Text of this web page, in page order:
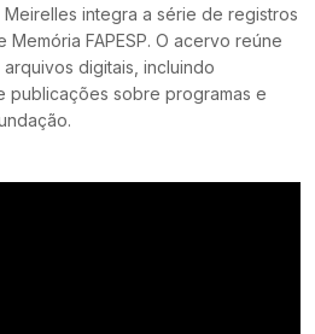
integra a série de registros
FAPESP. O acervo reúne
digitais, incluindo
publicações sobre programas e